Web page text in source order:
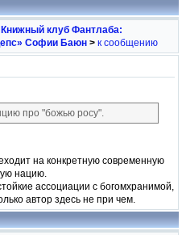
Книжный клуб Фантлаба:
Софии Баюн > к сообщению
про "божью росу".
на конкретную современную
нацию.
ассоциации с богомхранимой,
автор здесь не при чем.